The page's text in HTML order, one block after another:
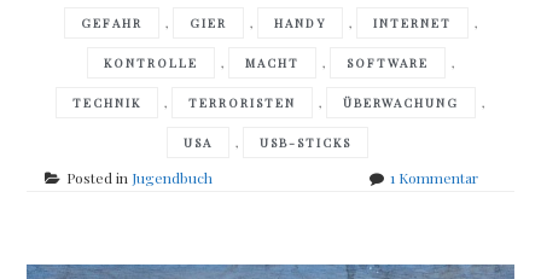
GEFAHR , GIER , HANDY , INTERNET ,
KONTROLLE , MACHT , SOFTWARE ,
TECHNIK , TERRORISTEN , ÜBERWACHUNG ,
USA , USB-STICKS
Posted in Jugendbuch 1 Kommentarzu
Little